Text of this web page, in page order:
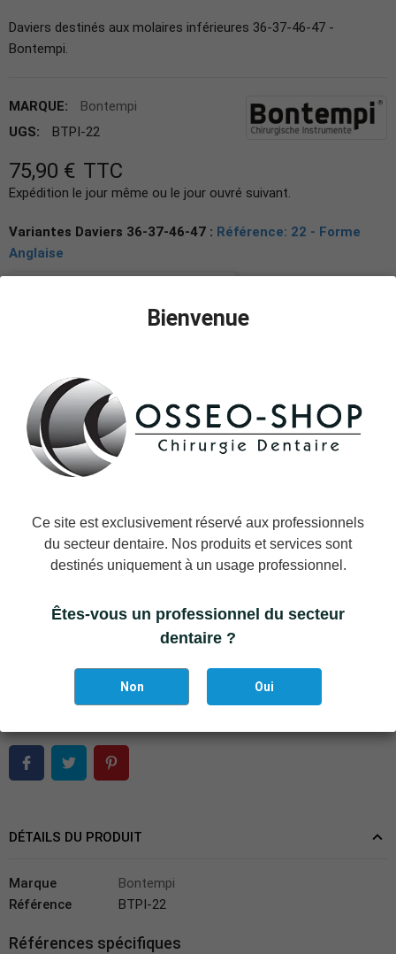
Daviers destinés aux molaires inférieures 36-37-46-47 -
Bontempi.
MARQUE:
Bontempi
UGS:
BTPI-22
75,90 € TTC
Expédition le jour même ou le jour ouvré suivant.
Variantes Daviers 36-37-46-47 : Référence: 22 - Forme
Anglaise
Référence: 21 - Forme Anglaise
Référence: I-73 - Forme ergonomique
Référence: I-22 - Forme ergonomique
Référence: AM-17 - Forme Américaine
+ AJOUTER AU PANIER
Il reste actuellement4article(s) restant(s) en stock !
DÉTAILS DU PRODUIT
Marque
Bontempi
Référence
BTPI-22
Références spécifiques
Bienvenue
Ce site est exclusivement réservé aux professionnels
du secteur dentaire. Nos produits et services sont
destinés uniquement à un usage professionnel.
Êtes-vous un professionnel du secteur
dentaire ?
Non Oui